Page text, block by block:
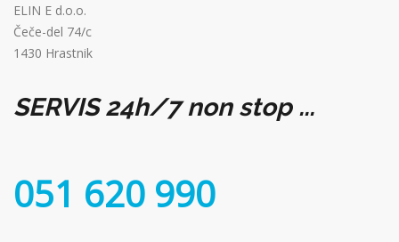
ELIN E d.o.o.
Čeče-del 74/c
1430 Hrastnik
SERVIS 24h/7 non stop ...
051 620 990